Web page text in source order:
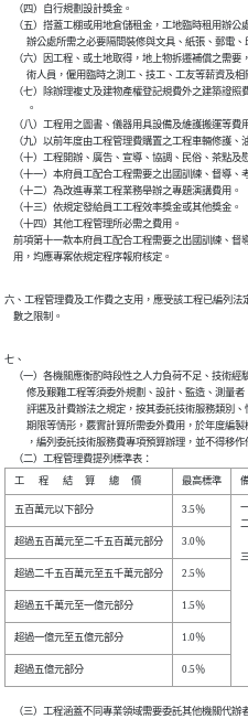
    （四）自行規劃設計獎金。
（五）搭蓋工棚或用地倉儲租金，工地臨時租用辦
辦公處所需之必要隔間裝修與文具、紙張、郵電
（六）因工程、或土地取得，地上物拆遷補償之需
術人員，僱用臨時之測工、技工、工友等薪資及
（七）除辦理複丈及建物產權登記規費外之建築證
          。
（八）工程用之圖書、儀器用具設備及維護搬運等費
（九）以前年度由工程管理費購置之工程車輛修護、
（十）工程開辦、廣告、宣導、協調、民俗、茶點及
（十一）本府員工配合工程需要之出國訓練、督導、
    （十二）為改進專業工程業務舉辦之專題演講費用。
    （十三）依規定發給員工工程效率獎金或其他獎金。
    （十四）其他工程管理所必需之費用。
前項第十一款本府員工配合工程需要之出國訓練、
    用，均應專案依規定程序報府核定。
六、工程管理費及工作費之支用，應受該工程已編列法
    數之限制。
七、
（一）各機關應衡酌時段性之人力負荷不足、技術
修及艱難工程等須委外規劃、設計、監造、測
評選及計費辦法之規定，按其委託技術服務類
期限等情形，覈實計算所需委外費用，於年度
，編列委託技術服務費專項預算辦理，並不得移作
    （二）工程管理費提列標準表：
（三）工程涵蓋不同專業領域需要委託其他機關代